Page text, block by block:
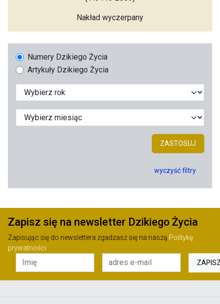
Nakład wyczerpany
Numery Dzikiego Życia
Artykuły Dzikiego Życia
ZASTOSUJ
wyczyść filtry
Zapisz się na newsletter Dzikiego Życia
Zapisując się do newslettera zgadzasz się na naszą Politykę
prywatności